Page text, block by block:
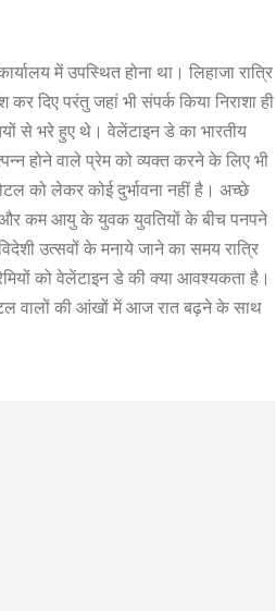
में उपस्थित होना था। लिहाजा रात्रि
दिए परंतु जहां भी संपर्क किया निराशा ही
से भरे हुए थे। वेलेंटाइन डे का भारतीय
होने वाले प्रेम को व्यक्त करने के लिए भी
को लेकर कोई दुर्भावना नहीं है। अच्छे
और कम आयु के युवक युवतियों के बीच पनपने
उत्सवों के मनाये जाने का समय रात्रि
को वेलेंटाइन डे की क्या आवश्यकता है।
वालों की आंखों में आज रात बढ़ने के साथ